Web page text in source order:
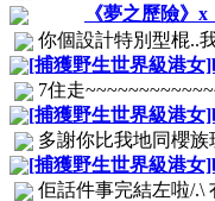
《夢之歷險》
你個設計特別型棍..
[捕獲野生世界級港女
7住走
[捕獲野生世界級港女
多謝你比我地同櫻
[捕獲野生世界級港女
佢話件事完結左啦/.\